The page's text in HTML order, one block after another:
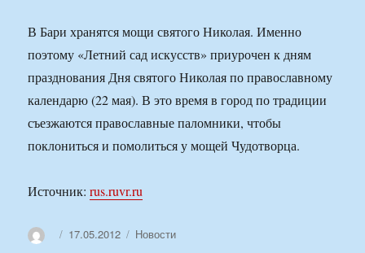
В Бари хранятся мощи святого Николая. Именно
поэтому «Летний сад искусств» приурочен к дням
празднования Дня святого Николая по православному
календарю (22 мая). В это время в город по традиции
съезжаются православные паломники, чтобы
поклониться и помолиться у мощей Чудотворца.
Источник:rus.ruvr.ru
АвторОпубликовано
17.05.2012 Рубрики
Новости